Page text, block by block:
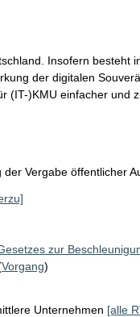
Insofern besteht
der digitalen
(IT-)KMU einfacher und
Vergabe öffentlicher
zur
Vorgang)
Unternehmen [alle